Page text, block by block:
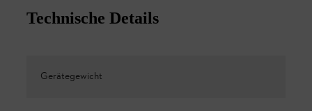
Technische Details
Gerätegewicht